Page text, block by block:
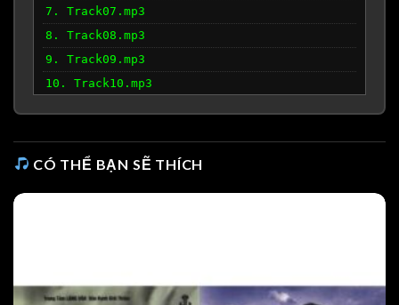
7. Track07.mp3
8. Track08.mp3
9. Track09.mp3
10. Track10.mp3
CÓ THỂ BẠN SẼ THÍCH